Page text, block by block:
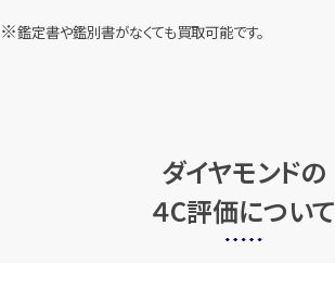
鑑定書や鑑別書がなくても買取可能です。
ダイヤモンドの
４C評価について